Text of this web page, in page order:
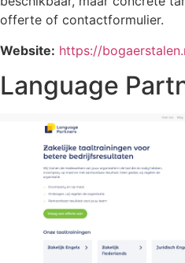
offerte of contactformulier.
Website: https://
Language